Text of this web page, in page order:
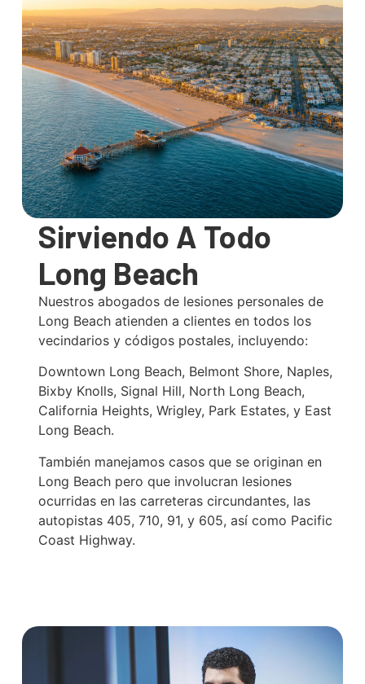
Sirviendo A Todo
Long Beach
Nuestros abogados de lesiones personales de
Long Beach atienden a clientes en todos los
vecindarios y códigos postales, incluyendo:
Downtown Long Beach, Belmont Shore, Naples,
Bixby Knolls, Signal Hill, North Long Beach,
California Heights, Wrigley, Park Estates, y East
Long Beach.
También manejamos casos que se originan en
Long Beach pero que involucran lesiones
ocurridas en las carreteras circundantes, las
autopistas 405, 710, 91, y 605, así como Pacific
Coast Highway.